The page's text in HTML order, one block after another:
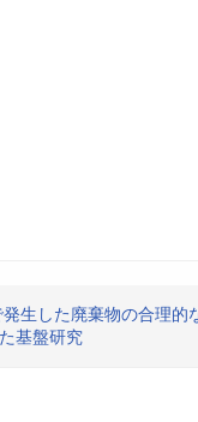
生した廃棄物の合理的
基盤研究